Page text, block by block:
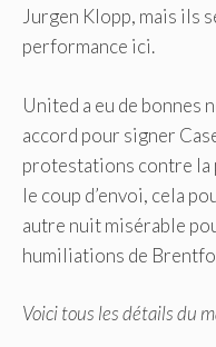
Jurgen Klopp, mais ils
performance ici.
United a eu de bonnes
accord pour signer
protestations contre la
le coup d’envoi, cela
autre nuit misérable
humiliations de
Voici tous les détails du